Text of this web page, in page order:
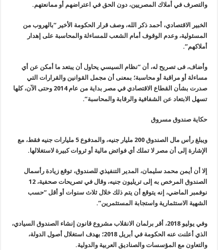
والتصرف في أملاك المصريين، دون الحق في اعتراضهم أو ممانعتهم.
الخبير الاقتصادي، أحمد ذكر الله، وصف قرار الحكومة الأخير “بالهروب من
المسئولية، وعدم الوقوف أمام الشعب للمساءلة والمحاسبة على إهدار
أملاكهم”.
وأضاف، فى تصريح له، أن “نظام السيسي يحاول أن يبتعد ما أمكن عن أي
مساءلة أو مراقبة أو محاسبة؛ بمعنى أن مجمل القوانين والقرارات التي
صدرت بشأن القطاع الاقتصادي في مصر بداية من عام 2014 وحتى الآن، كلها
تسهل الابتعاد عن الشفافية والرقابة والمحاسبة”.
حكاية صندوق مسروق
ويبلغ رأس مال الصندوق 200 مليار جنيه، والمدفوع 5 مليارات جنيه فقط، مع
الإشارة إلى أن مصر لا تملك أي فوائض مالية أو ثروات كبيرة لاستغلالها.
إلا أن أيمن محمد سليمان، المدير التنفيذي للصندوق، توقع زيادة رأسمال
الصندوق المرخص به إلى تريليون جنيه، وقال في تصريحات صحفية، 12
نوفمبر الماضي، إنه يتوقع أن يتم ذلك خلال ثلاث سنوات أو أقل “حسب
الشهية الاستثمارية واستجابة المستثمرين”.
وفي يوليو 2018، أقر برلمان الانقلاب مشروع قانون إنشاء الصندوق السيادي،
الذي أعلنت عنه الحكومة في أبريل 2018؛ بهدف استغلال أصول الدولة،
والتعاون مع المؤسسات والصناديق العربية والدولية.